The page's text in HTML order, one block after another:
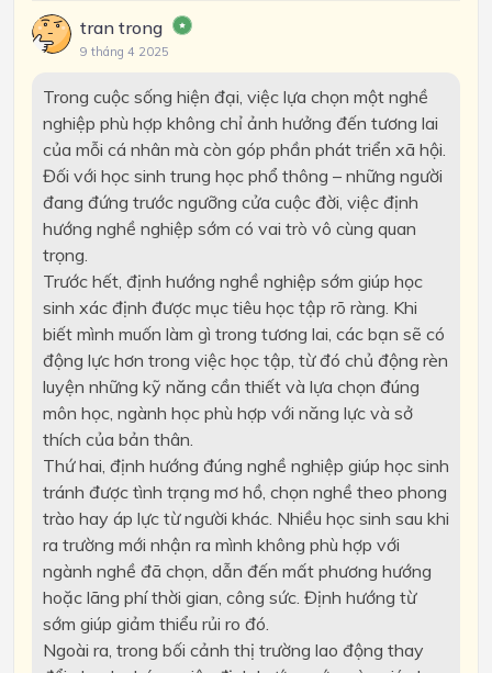
tran trong
9 tháng 4 2025
Trong cuộc sống hiện đại, việc lựa chọn một nghề
nghiệp phù hợp không chỉ ảnh hưởng đến tương lai
của mỗi cá nhân mà còn góp phần phát triển xã hội.
Đối với học sinh trung học phổ thông – những người
đang đứng trước ngưỡng cửa cuộc đời, việc định
hướng nghề nghiệp sớm có vai trò vô cùng quan
trọng.
Trước hết, định hướng nghề nghiệp sớm giúp học
sinh xác định được mục tiêu học tập rõ ràng. Khi
biết mình muốn làm gì trong tương lai, các bạn sẽ có
động lực hơn trong việc học tập, từ đó chủ động rèn
luyện những kỹ năng cần thiết và lựa chọn đúng
môn học, ngành học phù hợp với năng lực và sở
thích của bản thân.
Thứ hai, định hướng đúng nghề nghiệp giúp học sinh
tránh được tình trạng mơ hồ, chọn nghề theo phong
trào hay áp lực từ người khác. Nhiều học sinh sau khi
ra trường mới nhận ra mình không phù hợp với
ngành nghề đã chọn, dẫn đến mất phương hướng
hoặc lãng phí thời gian, công sức. Định hướng từ
sớm giúp giảm thiểu rủi ro đó.
Ngoài ra, trong bối cảnh thị trường lao động thay